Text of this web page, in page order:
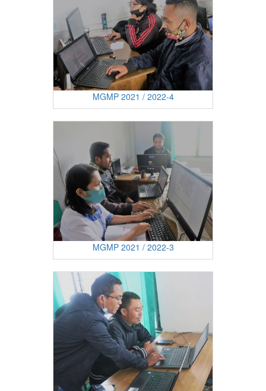
MGMP 2021 / 2022-4
MGMP 2021 / 2022-3